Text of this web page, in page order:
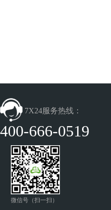
7X24服务热线：
400-666-0519
微信号（扫一扫）